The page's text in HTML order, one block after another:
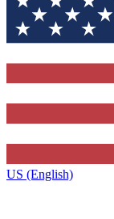
US (English)